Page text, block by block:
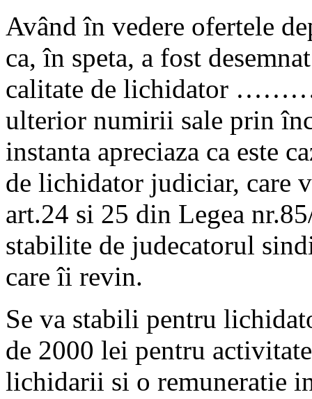
Având în vedere ofertele
ca, în speta, a fost
calitate de lichidator ………
ulterior numirii sale prin
instanta apreciaza ca este
de lichidator judiciar, care
art.24 si 25 din Legea
stabilite de judecatorul
care îi revin.
Se va stabili pentru
de 2000 lei pentru
lichidarii si o remuneratie